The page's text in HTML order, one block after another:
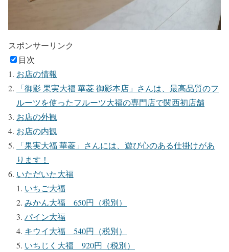
スポンサーリンク
目次
お店の情報
「御影 果実大福 華菱 御影本店」さんは、最高品質のフ
ルーツを使ったフルーツ大福の専門店で関西初店舗
お店の外観
お店の内観
「果実大福 華菱」さんには、遊び心のある仕掛けがあ
ります！
いただいた大福
いちご大福
みかん大福 650円（税別）
パイン大福
キウイ大福 540円（税別）
いちじく大福 920円（税別）